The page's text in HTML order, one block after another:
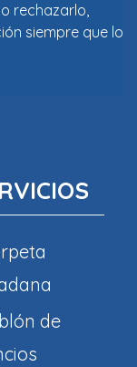
rechazarlo,
siempre que lo
de